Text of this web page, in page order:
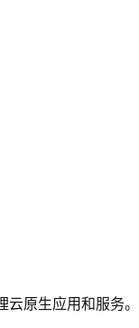
原生应用和服务。